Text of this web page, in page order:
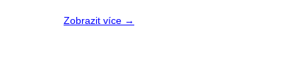
Zobrazit více →